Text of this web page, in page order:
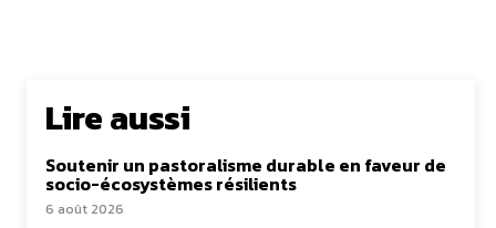
Lire aussi
Soutenir un pastoralisme durable en faveur de
socio-écosystèmes résilients
6 août 2026